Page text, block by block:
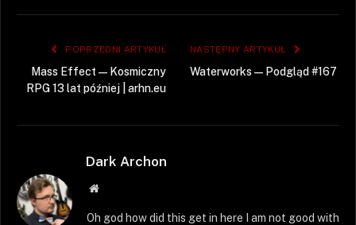
POPRZEDNI ARTYKUŁ
Mass Effect — Kosmiczny
RPG 13 lat później | arhn.eu
NASTĘPNY ARTYKUŁ
Waterworks — Podgląd #167
Dark Archon
Strona
Oh god how did this get in here I am not good with